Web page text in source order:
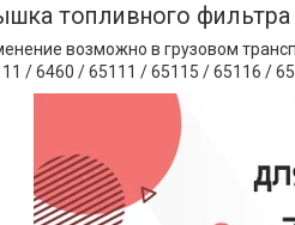
топливного фильтра
возможно в грузовом
/ 6460 / 65111 / 65115 / 65116 /